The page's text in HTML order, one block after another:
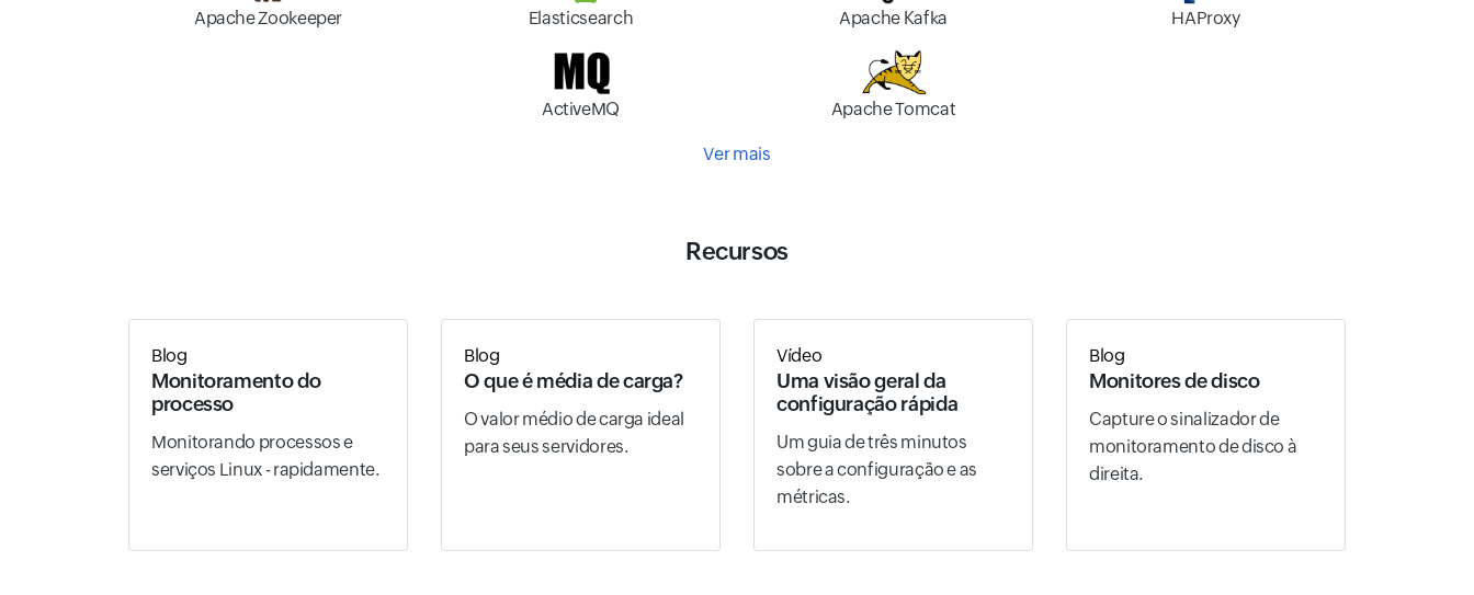
Apache Zookeeper Elasticsearch Apache Kafka HAProxy
ActiveMQ Apache Tomcat
Ver mais
Recursos
Blog
Monitoramento do
processo
Monitorando processos e
serviços Linux - rapidamente.
Blog
O que é média de carga?
O valor médio de carga ideal
para seus servidores.
Vídeo
Uma visão geral da
configuração rápida
Um guia de três minutos
sobre a configuração e as
métricas.
Blog
Monitores de disco
Capture o sinalizador de
monitoramento de disco à
direita.